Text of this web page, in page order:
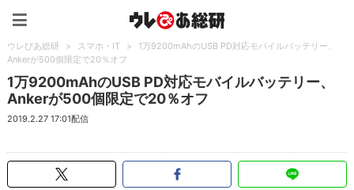
ウレぴあ総研 > スマホ・IT >
1万9200mAhのUSB PD対応モバイルバッテリー、
Ankerが500個限定で20％オフ
1万9200mAhのUSB PD対応モバイルバッテリー、
Ankerが500個限定で20％オフ
2019.2.27 17:01配信